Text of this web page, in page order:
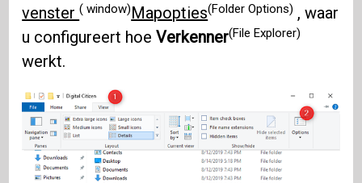
venster( window)Mapopties(Folder Options) , waar
u configureert hoeVerkenner(File Explorer)
werkt.